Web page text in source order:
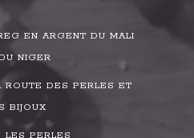
EN ARGENT DU MALI
NIGER
ROUTE DES PERLES ET
BIJOUX
LES PERLES